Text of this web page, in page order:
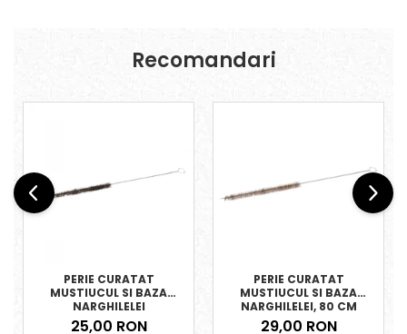
Recomandari
PERIE CURATAT
MUSTIUCUL SI BAZA
NARGHILELEI
25,00 RON
PERIE CURATAT
MUSTIUCUL SI BAZA
NARGHILELEI, 80 CM
29,00 RON